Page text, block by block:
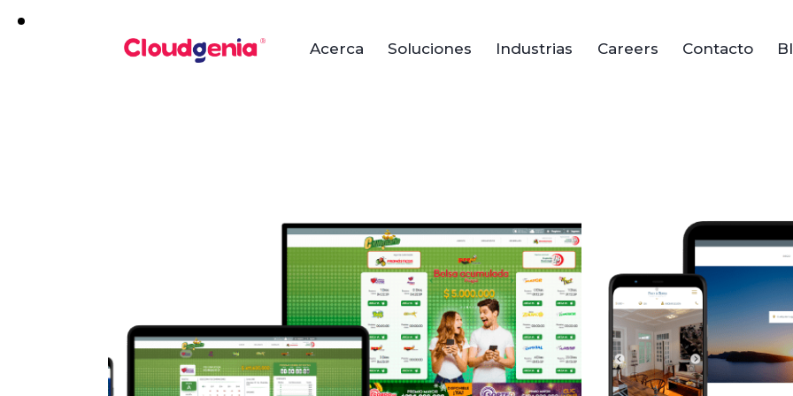
Acerca Soluciones Industrias Careers Contacto